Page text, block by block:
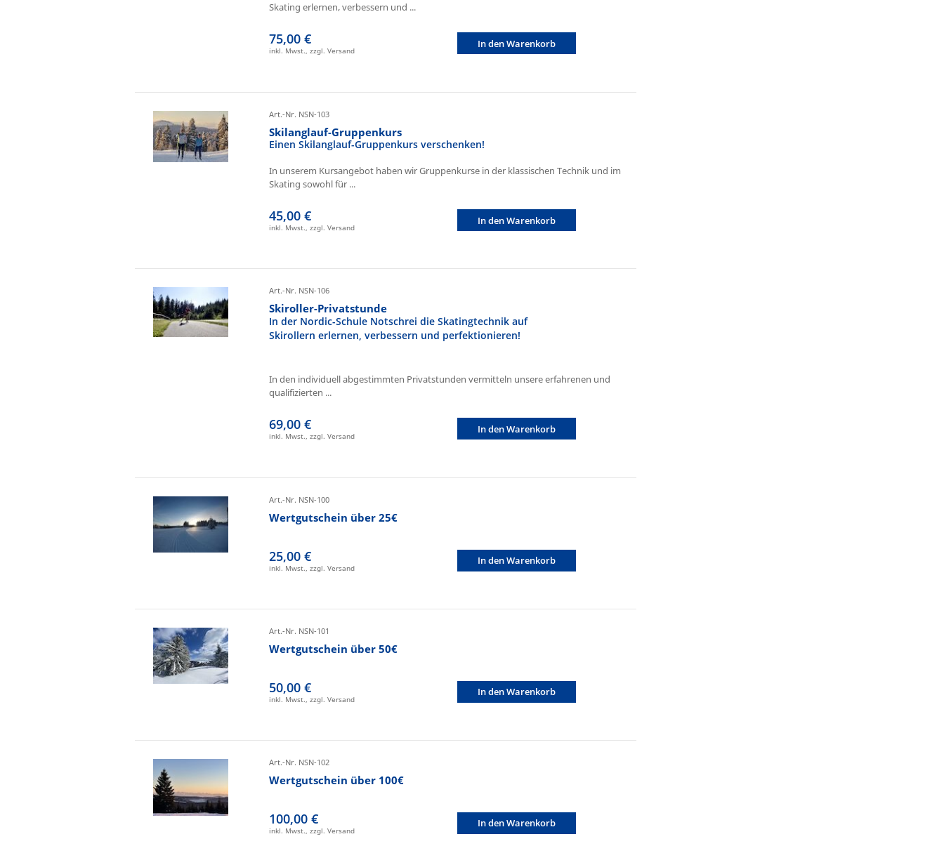
Skating erlernen, verbessern und ...
75,00 €
inkl. Mwst., zzgl. Versand
In den Warenkorb
Art.-Nr. NSN-103
Skilanglauf-Gruppenkurs
Einen Skilanglauf-Gruppenkurs verschenken!
In unserem Kursangebot haben wir Gruppenkurse in der klassischen Technik und im
Skating sowohl für ...
45,00 €
inkl. Mwst., zzgl. Versand
In den Warenkorb
Art.-Nr. NSN-106
Skiroller-Privatstunde
In der Nordic-Schule Notschrei die Skatingtechnik auf
Skirollern erlernen, verbessern und perfektionieren!
In den individuell abgestimmten Privatstunden vermitteln unsere erfahrenen und
qualifizierten ...
69,00 €
inkl. Mwst., zzgl. Versand
In den Warenkorb
Art.-Nr. NSN-100
Wertgutschein über 25€
25,00 €
inkl. Mwst., zzgl. Versand
In den Warenkorb
Art.-Nr. NSN-101
Wertgutschein über 50€
50,00 €
inkl. Mwst., zzgl. Versand
In den Warenkorb
Art.-Nr. NSN-102
Wertgutschein über 100€
100,00 €
inkl. Mwst., zzgl. Versand
In den Warenkorb